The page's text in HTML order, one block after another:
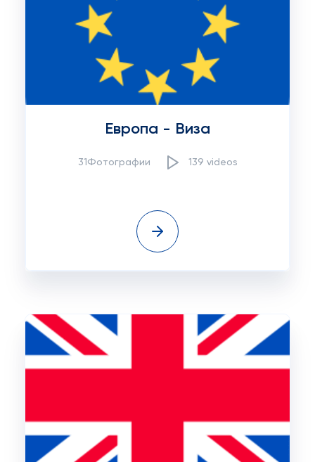
Европа - Виза
31Фотографии 139 videos